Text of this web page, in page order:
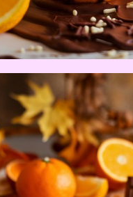
del
en
de